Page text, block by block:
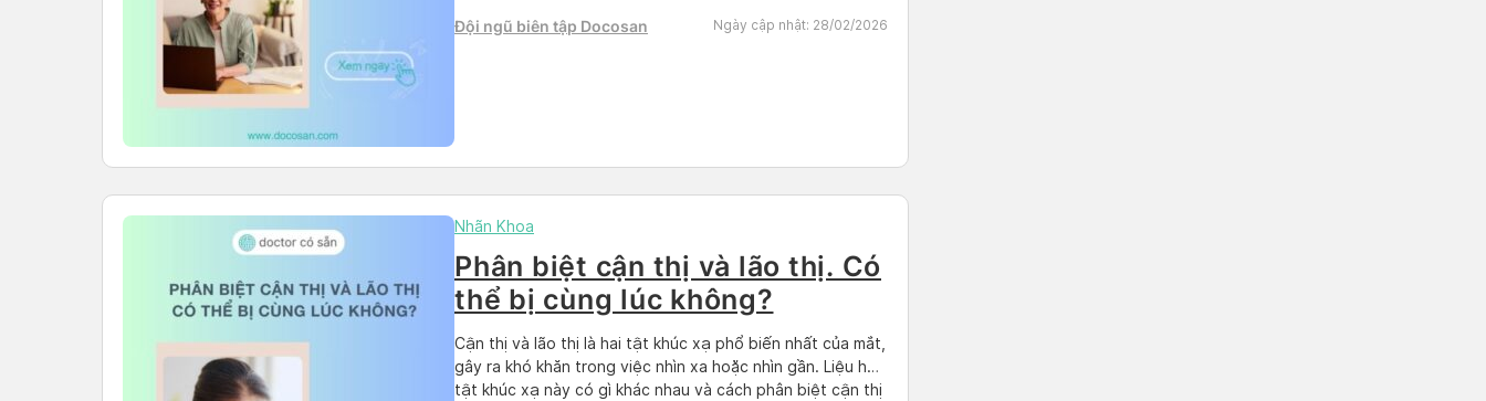
đây, hãy cùng Docosan […]
Đội ngũ biên tập Docosan Ngày cập nhật: 28/02/2026
Nhãn Khoa
Phân biệt cận thị và lão thị. Có
thể bị cùng lúc không?
Cận thị và lão thị là hai tật khúc xạ phổ biến nhất của mắt,
gây ra khó khăn trong việc nhìn xa hoặc nhìn gần. Liệu hai
tật khúc xạ này có gì khác nhau và cách phân biệt cận thị